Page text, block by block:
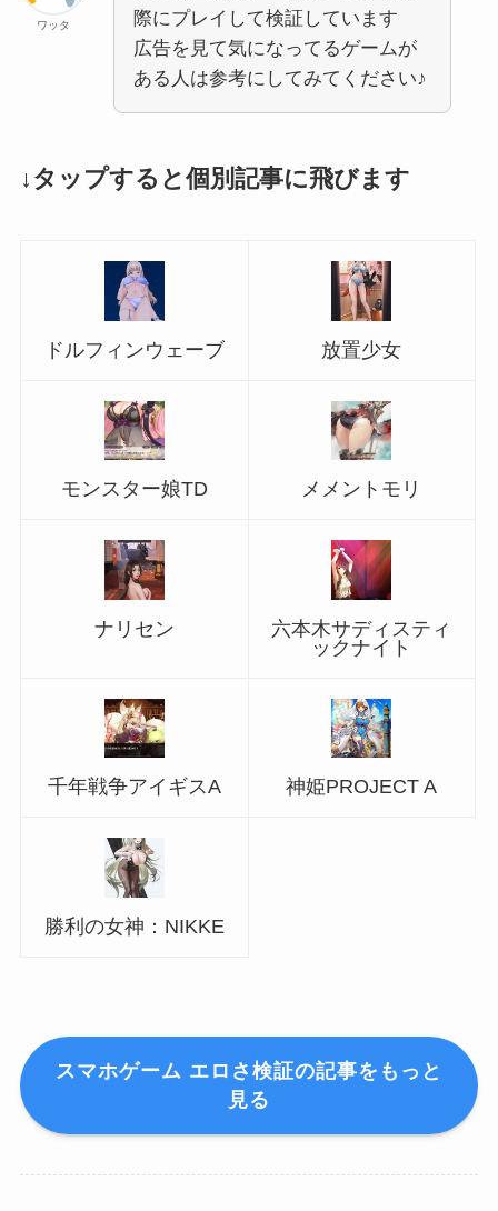
ワッタ
際にプレイして検証しています
広告を見て気になってるゲームが
ある人は参考にしてみてください♪
↓タップすると個別記事に飛びます
ドルフィンウェーブ 放置少女
モンスター娘TD メメントモリ
ナリセン
六本木サディスティ
ックナイト
千年戦争アイギスA 神姫PROJECT A
勝利の女神：NIKKE
スマホゲーム エロさ検証の記事をもっと
見る